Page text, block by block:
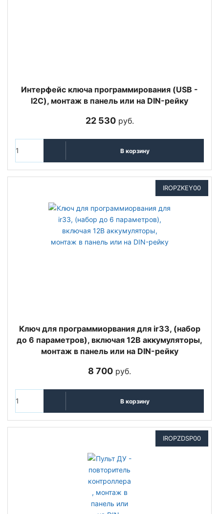
Интерфейс ключа программирования (USB -
I2C), монтаж в панель или на DIN-рейку
22 530руб.
В корзину
IROPZKEY00
Ключ для программиорвания для ir33, (набор
до 6 параметров), включая 12В аккумуляторы,
монтаж в панель или на DIN-рейку
8 700 руб.
В корзину
IROPZDSP00